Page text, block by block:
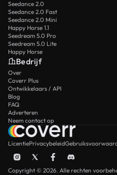
Seedance 2.0
Seedance 2.0 Fast
Seedance 2.0 Mini
Happy Horse 1.1
Seedream 5.0 Pro
Seedream 5.0 Lite
Happy Horse
Bedrijf
Over
Coverr Plus
Ontwikkelaars / API
Blog
FAQ
Adverteren
Neem contact op
LicentiePrivacybeleid
Copyright © 2026. Alle rechten